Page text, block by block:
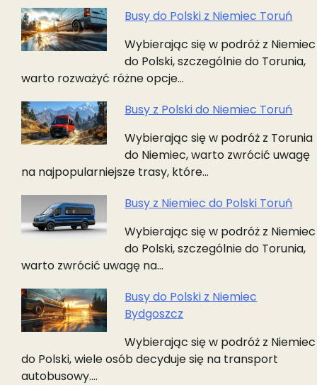
Busy do Polski z Niemiec Toruń
Wybierając się w podróż z Niemiec
do Polski, szczególnie do Torunia,
warto rozważyć różne opcje…
Busy z Polski do Niemiec Toruń
Wybierając się w podróż z Torunia
do Niemiec, warto zwrócić uwagę
na najpopularniejsze trasy, które…
Busy z Niemiec do Polski Toruń
Wybierając się w podróż z Niemiec
do Polski, szczególnie do Torunia,
warto zwrócić uwagę na…
Busy do Polski z Niemiec
Bydgoszcz
Wybierając się w podróż z Niemiec
do Polski, wiele osób decyduje się na transport
autobusowy.…
Nawigacja